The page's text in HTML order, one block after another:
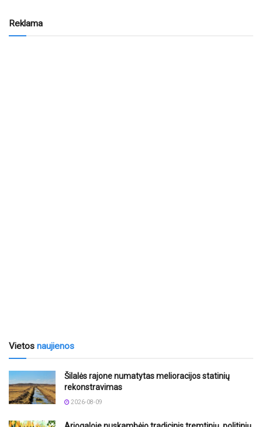
Reklama
Vietos naujienos
Šilalės rajone numatytas melioracijos statinių
rekonstravimas
2026-08-09